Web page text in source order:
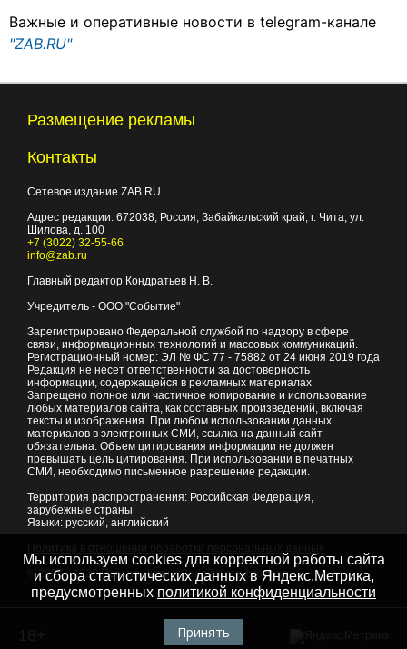
Важные и оперативные новости в telegram-канале
"ZAB.RU"
Размещение рекламы
Контакты
Сетевое издание ZAB.RU
Адрес редакции: 672038, Россия, Забайкальский край, г. Чита, ул.
Шилова, д. 100
+7 (3022) 32-55-66
info@zab.ru
Главный редактор Кондратьев Н. В.
Учредитель - ООО "Событие"
Зарегистрировано Федеральной службой по надзору в сфере
связи, информационных технологий и массовых коммуникаций.
Регистрационный номер: ЭЛ № ФС 77 - 75882 от 24 июня 2019 года
Редакция не несет ответственности за достоверность
информации, содержащейся в рекламных материалах
Запрещено полное или частичное копирование и использование
любых материалов сайта, как составных произведений, включая
тексты и изображения. При любом использовании данных
материалов в электронных СМИ, ссылка на данный сайт
обязательна. Объем цитирования информации не должен
превышать цель цитирования. При использовании в печатных
СМИ, необходимо письменное разрешение редакции.
Территория распространения: Российская Федерация,
зарубежные страны
Языки: русский, английский
© 2007 - 2026Портал Читы и Забайкальского края
Мы используем cookies для корректной работы сайта
и сбора статистических данных в Яндекс.Метрика,
предусмотренных политикой конфиденциальности
Принять